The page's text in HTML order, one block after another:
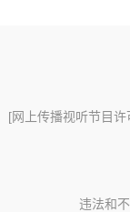
[网上传播视听节目
违法和